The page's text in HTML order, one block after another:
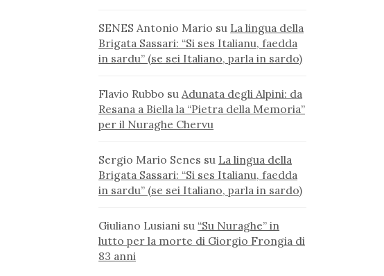
SENES Antonio Mario su La lingua della
Brigata Sassari: “Si ses Italianu, faedda
in sardu” (se sei Italiano, parla in sardo)
Flavio Rubbo su Adunata degli Alpini: da
Resana a Biella la “Pietra della Memoria”
per il Nuraghe Chervu
Sergio Mario Senes su La lingua della
Brigata Sassari: “Si ses Italianu, faedda
in sardu” (se sei Italiano, parla in sardo)
Giuliano Lusiani su “Su Nuraghe” in
lutto per la morte di Giorgio Frongia di
83 anni